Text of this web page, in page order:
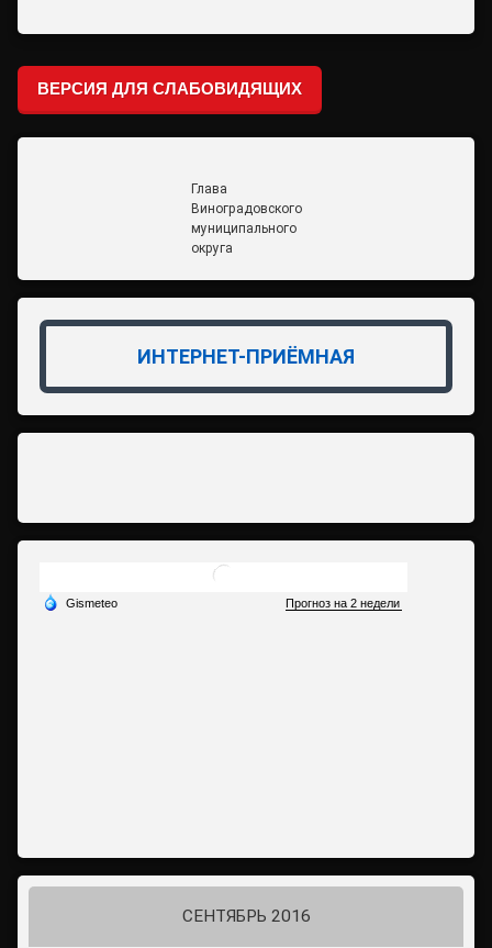
ВЕРСИЯ ДЛЯ СЛАБОВИДЯЩИХ
Глава
Виноградовского
муниципального
округа
ИНТЕРНЕТ-ПРИЁМНАЯ
СЕНТЯБРЬ 2016